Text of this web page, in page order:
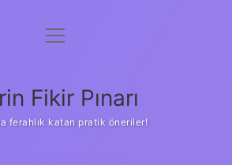
Gizlilik Politikası
Yasal Uyarı
menüyü
Fikir Pınarı
ferahlık katan pratik öneriler!